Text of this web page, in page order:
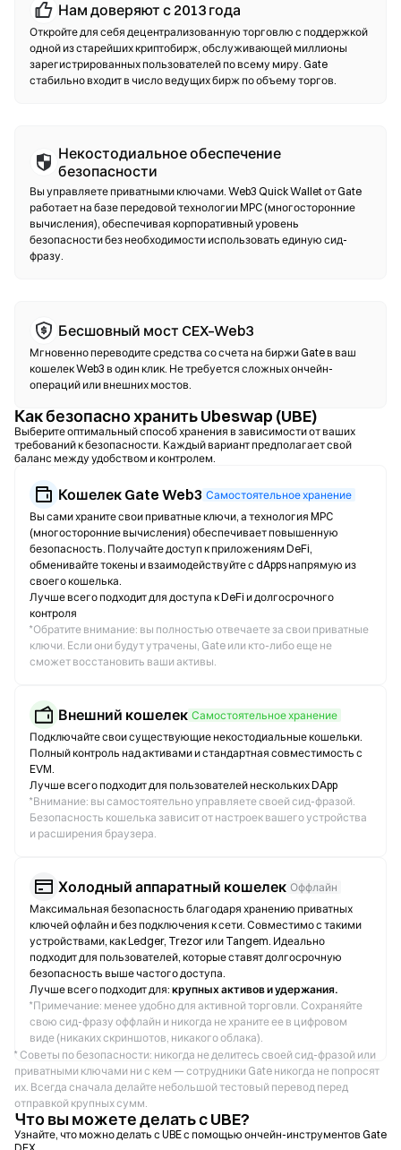
любой транзакции.
Децентрализованные биржи (DEX)
Торгуйте напрямую с другими пользователями, без
выберите пару токенов, установите допустимое отклонение
цены и подтвердите обмен. Обратите внимание: взимается
комиссия за газ, а цены могут отличаться от
централизованных рынков из-за глубины ликвидности.
Большинство операций на DEX происходит на сетях,
совместимых с EVM, таких как Ethereum, BNB Chain и
Нам доверяют с 2013 года
Откройте для себя децентрализованную торговлю с поддержкой
одной из старейших криптобирж, обслуживающей миллионы
зарегистрированных пользователей по всему миру. Gate
стабильно входит в число ведущих бирж по объему торгов.
Некостодиальное обеспечение
безопасности
Вы управляете приватными ключами. Web3 Quick Wallet от Gate
работает на базе передовой технологии MPC (многосторонние
вычисления), обеспечивая корпоративный уровень
безопасности без необходимости использовать единую сид-
фразу.
Бесшовный мост CEX–Web3
Мгновенно переводите средства со счета на биржи Gate в ваш
кошелек Web3 в один клик. Не требуется сложных ончейн-
операций или внешних мостов.
Как безопасно хранить Ubeswap (UBE)
Выберите оптимальный способ хранения в зависимости от ваших
требований к безопасности. Каждый вариант предполагает свой
баланс между удобством и контролем.
Кошелек Gate Web3 Самостоятельное хранение
Вы сами храните свои приватные ключи, а технология MPC
(многосторонние вычисления) обеспечивает повышенную
безопасность. Получайте доступ к приложениям DeFi,
обменивайте токены и взаимодействуйте с dApps напрямую из
своего кошелька.
Лучше всего подходит для доступа к DeFi и долгосрочного
контроля
*Обратите внимание: вы полностью отвечаете за свои приватные
ключи. Если они будут утрачены, Gate или кто-либо еще не
сможет восстановить ваши активы.
Внешний кошелек Самостоятельное хранение
Подключайте свои существующие некостодиальные кошельки.
Полный контроль над активами и стандартная совместимость с
EVM.
Лучше всего подходит для пользователей нескольких DApp
*Внимание: вы самостоятельно управляете своей сид-фразой.
Безопасность кошелька зависит от настроек вашего устройства
и расширения браузера.
Холодный аппаратный кошелек Оффлайн
Максимальная безопасность благодаря хранению приватных
ключей офлайн и без подключения к сети. Совместимо с такими
устройствами, как Ledger, Trezor или Tangem. Идеально
подходит для пользователей, которые ставят долгосрочную
безопасность выше частого доступа.
Лучше всего подходит для: крупных активов и удержания.
*Примечание: менее удобно для активной торговли. Сохраняйте
свою сид-фразу оффлайн и никогда не храните ее в цифровом
виде (никаких скриншотов, никакого облака).
* Советы по безопасности: никогда не делитесь своей сид-фразой или
приватными ключами ни с кем — сотрудники Gate никогда не попросят
их. Всегда сначала делайте небольшой тестовый перевод перед
отправкой крупных сумм.
Что вы можете делать с UBE?
Узнайте, что можно делать с UBE с помощью ончейн-инструментов Gate